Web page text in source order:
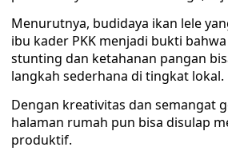
Menurutnya, budidaya ikan lele
ibu kader PKK menjadi bukti
stunting dan ketahanan pangan
langkah sederhana di tingkat lokal.
Dengan kreativitas dan semangat
halaman rumah pun bisa disulap
produktif.